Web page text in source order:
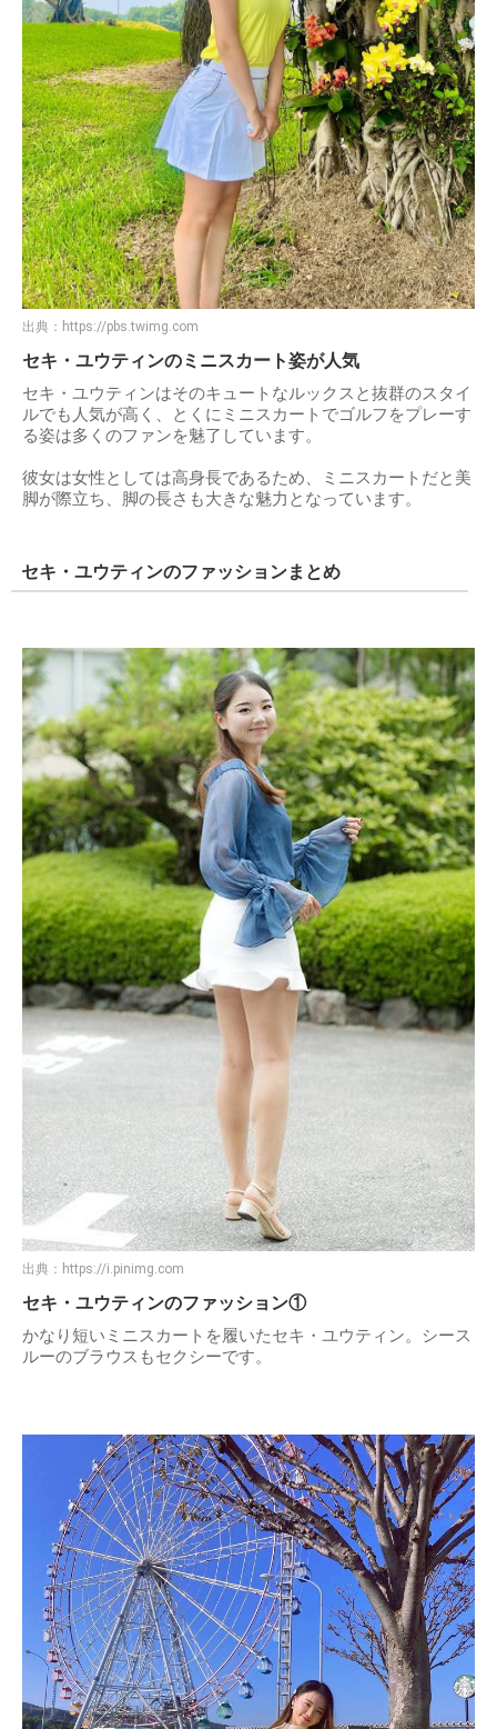
出典： https://pbs.twimg.com
セキ・ユウティンのミニスカート姿が人気
セキ・ユウティンはそのキュートなルックスと抜群のスタイ
ルでも人気が高く、とくにミニスカートでゴルフをプレーす
る姿は多くのファンを魅了しています。
彼女は女性としては高身長であるため、ミニスカートだと美
脚が際立ち、脚の長さも大きな魅力となっています。
セキ・ユウティンのファッションまとめ
出典： https://i.pinimg.com
セキ・ユウティンのファッション①
かなり短いミニスカートを履いたセキ・ユウティン。シース
ルーのブラウスもセクシーです。